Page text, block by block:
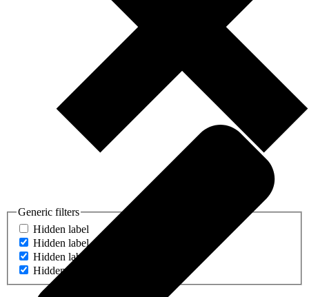
Generic filters
Hidden label
Hidden label
Hidden label
Hidden label